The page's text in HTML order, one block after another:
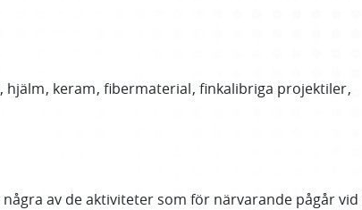
hjälm keram fibermaterial finkalibriga projektiler
av de aktiviteter som för närvarande pågår